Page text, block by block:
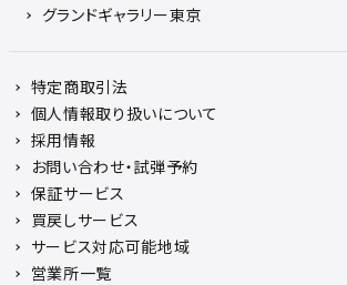
グランドギャラリー東京
特定商取引法
個人情報取り扱いについて
採用情報
お問い合わせ・試弾予約
保証サービス
買戻しサービス
サービス対応可能地域
営業所一覧